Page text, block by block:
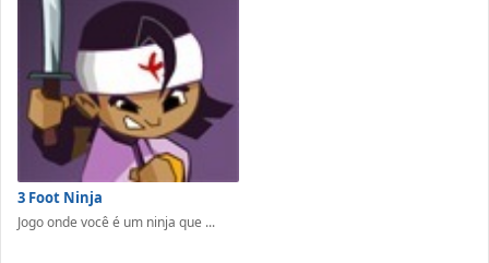
3 Foot Ninja
Jogo onde você é um ninja que ...